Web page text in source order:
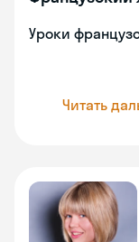
Уроки
Читать